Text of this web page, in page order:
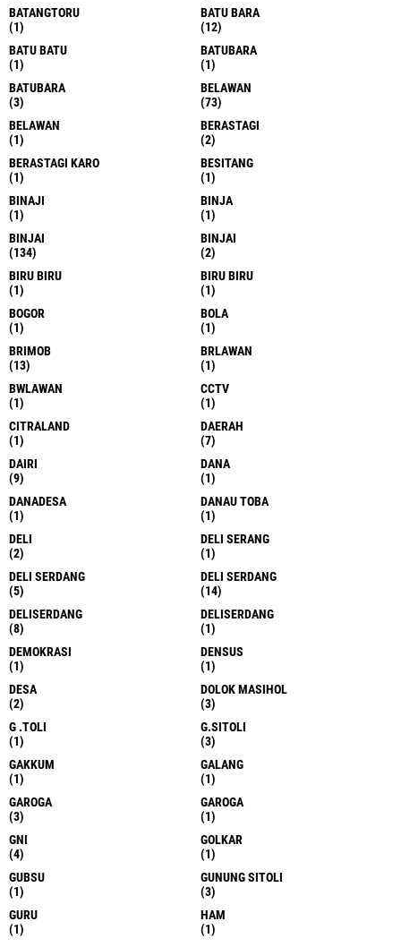
BATANGTORU
(1)
BATU BARA
(12)
BATU BATU
(1)
BATUBARA
(1)
BATUBARA
(3)
BELAWAN
(73)
BELAWAN
(1)
BERASTAGI
(2)
BERASTAGI KARO
(1)
BESITANG
(1)
BINAJI
(1)
BINJA
(1)
BINJAI
(134)
BINJAI
(2)
BIRU BIRU
(1)
BIRU BIRU
(1)
BOGOR
(1)
BOLA
(1)
BRIMOB
(13)
BRLAWAN
(1)
BWLAWAN
(1)
CCTV
(1)
CITRALAND
(1)
DAERAH
(7)
DAIRI
(9)
DANA
(1)
DANADESA
(1)
DANAU TOBA
(1)
DELI
(2)
DELI SERANG
(1)
DELI SERDANG
(5)
DELI SERDANG
(14)
DELISERDANG
(8)
DELISERDANG
(1)
DEMOKRASI
(1)
DENSUS
(1)
DESA
(2)
DOLOK MASIHOL
(3)
G .TOLI
(1)
G.SITOLI
(3)
GAKKUM
(1)
GALANG
(1)
GAROGA
(3)
GAROGA
(1)
GNI
(4)
GOLKAR
(1)
GUBSU
(1)
GUNUNG SITOLI
(3)
GURU
(1)
HAM
(1)